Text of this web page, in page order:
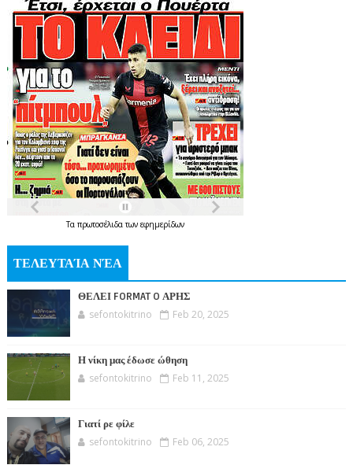
Τα πρωτοσέλιδατων εφημερίδων
ΤΕΛΕΥΤΑΊΑ ΝΈΑ
ΘΕΛΕΙ FORMAT O ΑΡΗΣ
sefontokitrino Feb 20, 2025
Η νίκη μας έδωσε ώθηση
sefontokitrino Feb 11, 2025
Γιατί ρε φίλε
sefontokitrino Feb 06, 2025